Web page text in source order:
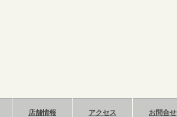
店舗情報 アクセス お問合せ